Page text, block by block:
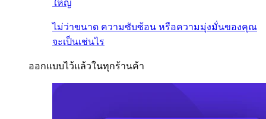
ใหญ่
ไม่ว่าขนาด ความซับซ้อน หรือความมุ่งมั่นของคุณ
จะเป็นเช่นไร
ออกแบบไว้แล้วในทุกร้านค้า